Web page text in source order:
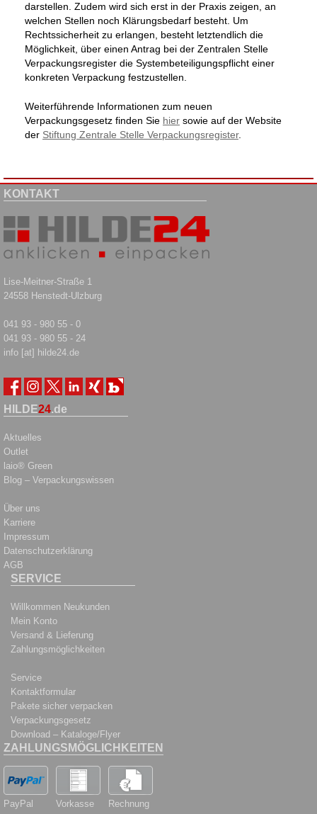
darstellen. Zudem wird sich erst in der Praxis zeigen, an
welchen Stellen noch Klärungsbedarf besteht. Um
Rechtssicherheit zu erlangen, besteht letztendlich die
Möglichkeit, über einen Antrag bei der Zentralen Stelle
Verpackungsregister die Systembeteiligungspflicht einer
konkreten Verpackung festzustellen.
Weiterführende Informationen zum neuen
Verpackungsgesetz finden Sie hier sowie auf der Website
der Stiftung Zentrale Stelle Verpackungsregister.
KONTAKT
Lise-Meitner-Straße 1
24558 Henstedt-Ulzburg
041 93 - 980 55 - 0
041 93 - 980 55 - 24
info [at] hilde24.de
HILDE24.de
Aktuelles
Outlet
laio® Green
Blog – Verpackungswissen
Über uns
Karriere
Impressum
Datenschutzerklärung
AGB
SERVICE
Willkommen Neukunden
Mein Konto
Versand & Lieferung
Zahlungsmöglichkeiten
Service
Kontaktformular
Pakete sicher verpacken
Verpackungsgesetz
Download – Kataloge/Flyer
ZAHLUNGSMÖGLICHKEITEN
PayPal Vorkasse Rechnung